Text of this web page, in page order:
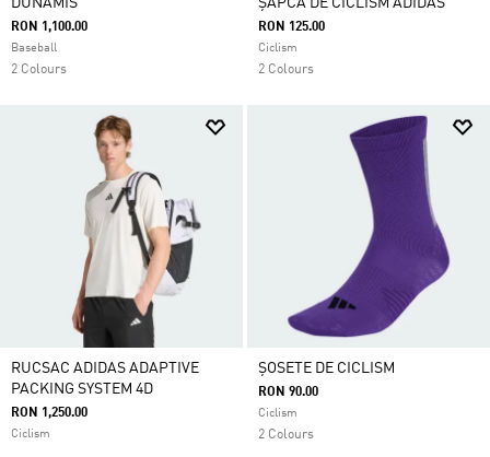
DUNAMIS
RON 1,100.00
Baseball
2 Colours
ȘAPCĂ DE CICLISM ADIDAS
RON 125.00
Ciclism
2 Colours
RUCSAC ADIDAS ADAPTIVE
PACKING SYSTEM 4D
RON 1,250.00
Ciclism
ȘOSETE DE CICLISM
RON 90.00
Ciclism
2 Colours